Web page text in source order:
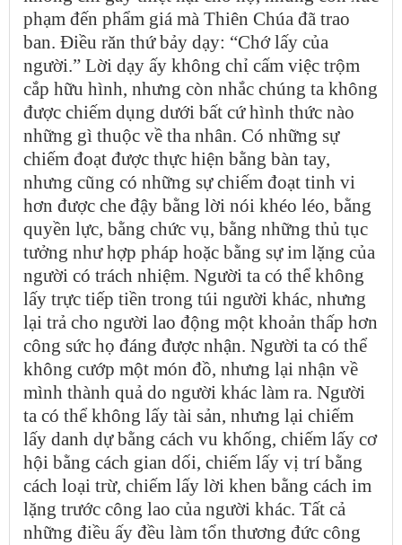
phạm đến phẩm giá mà Thiên Chúa đã trao
ban. Điều răn thứ bảy dạy: “Chớ lấy của
người.” Lời dạy ấy không chỉ cấm việc trộm
cắp hữu hình, nhưng còn nhắc chúng ta không
được chiếm dụng dưới bất cứ hình thức nào
những gì thuộc về tha nhân. Có những sự
chiếm đoạt được thực hiện bằng bàn tay,
nhưng cũng có những sự chiếm đoạt tinh vi
hơn được che đậy bằng lời nói khéo léo, bằng
quyền lực, bằng chức vụ, bằng những thủ tục
tưởng như hợp pháp hoặc bằng sự im lặng của
người có trách nhiệm. Người ta có thể không
lấy trực tiếp tiền trong túi người khác, nhưng
lại trả cho người lao động một khoản thấp hơn
công sức họ đáng được nhận. Người ta có thể
không cướp một món đồ, nhưng lại nhận về
mình thành quả do người khác làm ra. Người
ta có thể không lấy tài sản, nhưng lại chiếm
lấy danh dự bằng cách vu khống, chiếm lấy cơ
hội bằng cách gian dối, chiếm lấy vị trí bằng
cách loại trừ, chiếm lấy lời khen bằng cách im
lặng trước công lao của người khác. Tất cả
những điều ấy đều làm tổn thương đức công